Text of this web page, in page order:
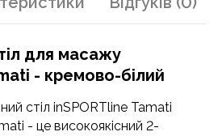
для масажу
- кремово-білий
стіл inSPORTline Tamati
- це високоякісний 2-